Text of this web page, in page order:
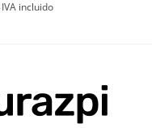
IVA incluido